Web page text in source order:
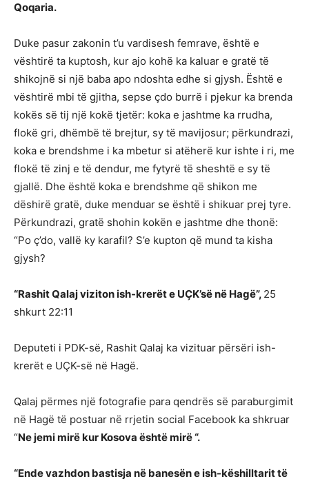
Qoqaria.
Duke pasur zakonin t’u vardisesh femrave, është e
vështirë ta kuptosh, kur ajo kohë ka kaluar e gratë të
shikojnë si një baba apo ndoshta edhe si gjysh. Është e
vështirë mbi të gjitha, sepse çdo burrë i pjekur ka brenda
kokës së tij një kokë tjetër: koka e jashtme ka rrudha,
flokë gri, dhëmbë të brejtur, sy të mavijosur; përkundrazi,
koka e brendshme i ka mbetur si atëherë kur ishte i ri, me
flokë të zinj e të dendur, me fytyrë të sheshtë e sy të
gjallë. Dhe është koka e brendshme që shikon me
dëshirë gratë, duke menduar se është i shikuar prej tyre.
Përkundrazi, gratë shohin kokën e jashtme dhe thonë:
“Po ç’do, vallë ky karafil? S’e kupton që mund ta kisha
gjysh?
“Rashit Qalaj viziton ish-krerët e UÇK’së në Hagë”, 25
shkurt 22:11
Deputeti i PDK-së, Rashit Qalaj ka vizituar përsëri ish-
krerët e UÇK-së në Hagë.
Qalaj përmes një fotografie para qendrës së paraburgimit
në Hagë të postuar në rrjetin social Facebook ka shkruar
“Ne jemi mirë kur Kosova është mirë “.
“Ende vazhdon bastisja në banesën e ish-këshilltarit të